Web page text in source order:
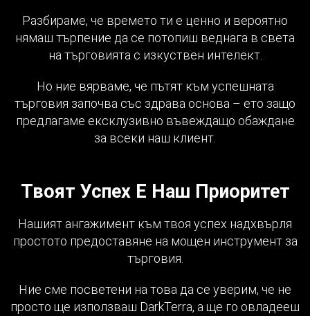
Разбираме, че времето ти е ценно и вероятно
нямаш търпение да се потопиш веднага в света
на търговията с изкуствен интелект.
Но ние вярваме, че пътят към успешната
търговия започва със здрава основа – ето защо
предлагаме ексклузивно въвеждащо обаждане
за всеки наш клиент.
Твоят Успех Е Наш Приоритет
Нашият ангажимент към твоя успех надхвърля
простото предоставяне на мощен инструмент за
търговия.
Ние сме посветени на това да се уверим, че не
просто ще използваш DarkTerra, а ще го овладееш